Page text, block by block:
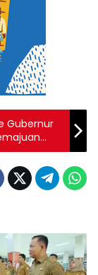
Gubernur